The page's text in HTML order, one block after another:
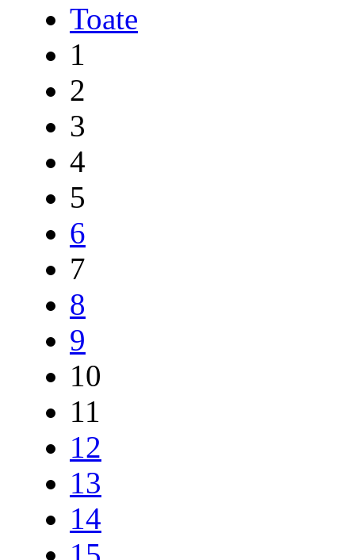
Toate
1
2
3
4
5
6
7
8
9
10
11
12
13
14